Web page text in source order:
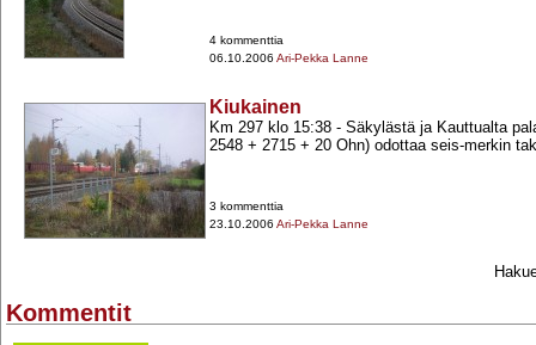
4 kommenttia
06.10.2006 Ari-Pekka Lanne
Kiukainen
Km 297 klo 15:38 -​ Säkylästä ja Kauttualta
2548 +​ 2715 +​ 20 Ohn) odottaa seis-​merkin
3 kommenttia
23.10.2006 Ari-Pekka Lanne
Kommentit